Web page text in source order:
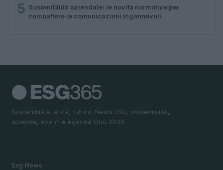
5 Sostenibilità aziendale: le novità normative per
combattere le comunicazioni ingannevoli
Sostenibilità, etica, futuro. News ESG, sostenibilità,
aziende, eventi e agenda Onu 2030.
Esg News